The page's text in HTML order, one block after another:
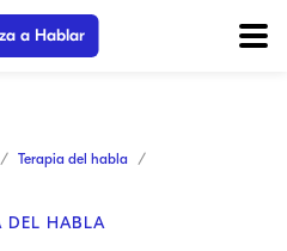
a Hablar
Terapia del habla
DEL HABLA